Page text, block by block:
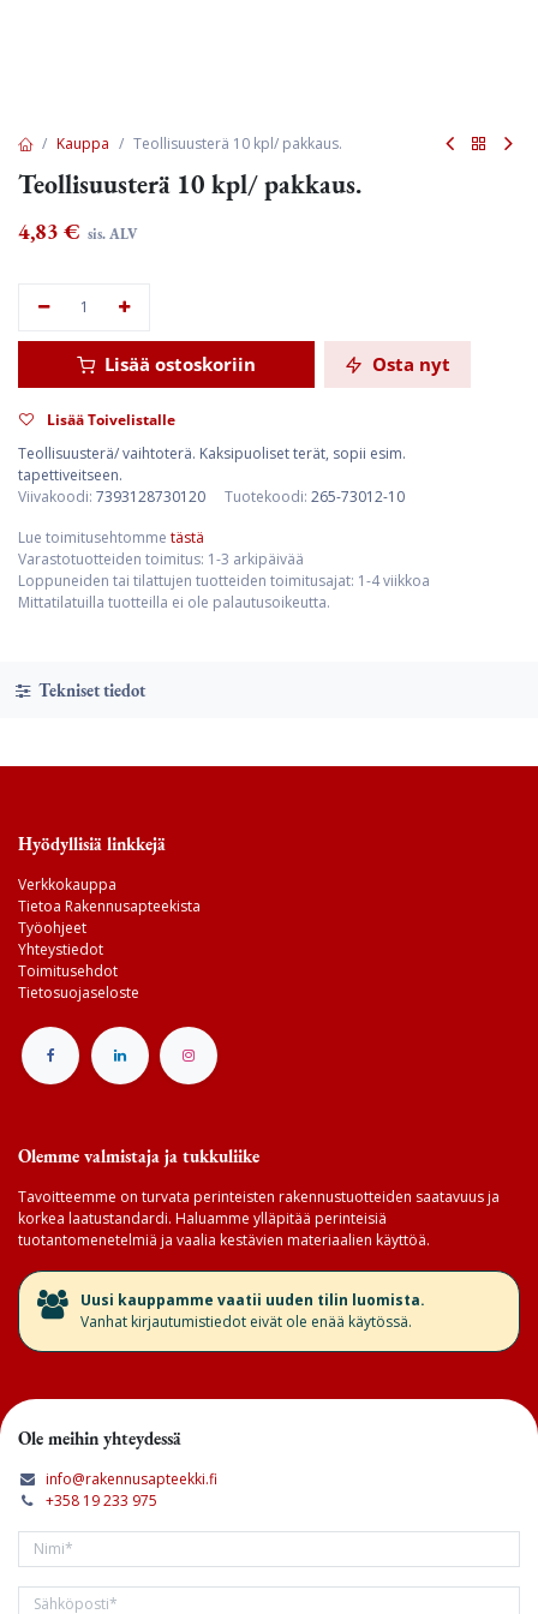
Kauppa Teollisuusterä 10 kpl/ pakkaus.
Teollisuusterä 10 kpl/ pakkaus.
4,83 € sis. ALV
Lisää ostoskoriin Osta nyt
Lisää Toivelistalle
Teollisuusterä/ vaihtoterä. Kaksipuoliset terät, sopii esim.
tapettiveitseen.
Viivakoodi: 7393128730120 Tuotekoodi: 265-73012-10
Lue toimitusehtomme tästä
Varastotuotteiden toimitus: 1-3 arkipäivää
Loppuneiden tai tilattujen tuotteiden toimitusajat: 1-4 viikkoa
Mittatilatuilla tuotteilla ei ole palautusoikeutta.
Tekniset tiedot
Hyödyllisiä linkkejä
Verkkokauppa
Tietoa Rakennusapteekista
Työohjeet
Yhteystiedot
Toimitusehdot
Tietosuojaseloste
Olemme valmistaja ja tukkuliike
Tavoitteemme on turvata perinteisten rakennustuotteiden saatavuus ja
korkea laatustandardi. Haluamme ylläpitää perinteisiä
tuotantomenetelmiä ja vaalia kestävien materiaalien käyttöä.
​Uusi kauppamme vaatii uuden tilin luomista.
Vanhat kirjautumistiedot eivät ole enää käytössä.
Ole meihin yhteydessä
info@rakennusapteekki.fi
+358 19 233 975